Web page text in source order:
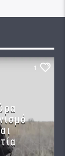
1